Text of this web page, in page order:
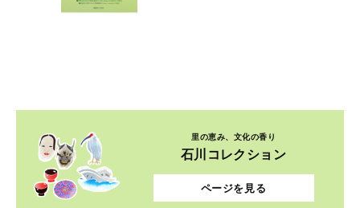
里の恵み、文化の香り
石川コレクション
ページを見る